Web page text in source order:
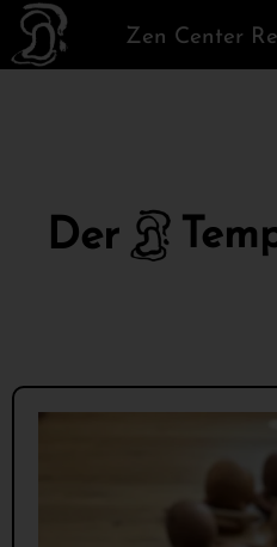
Zen Center
Der